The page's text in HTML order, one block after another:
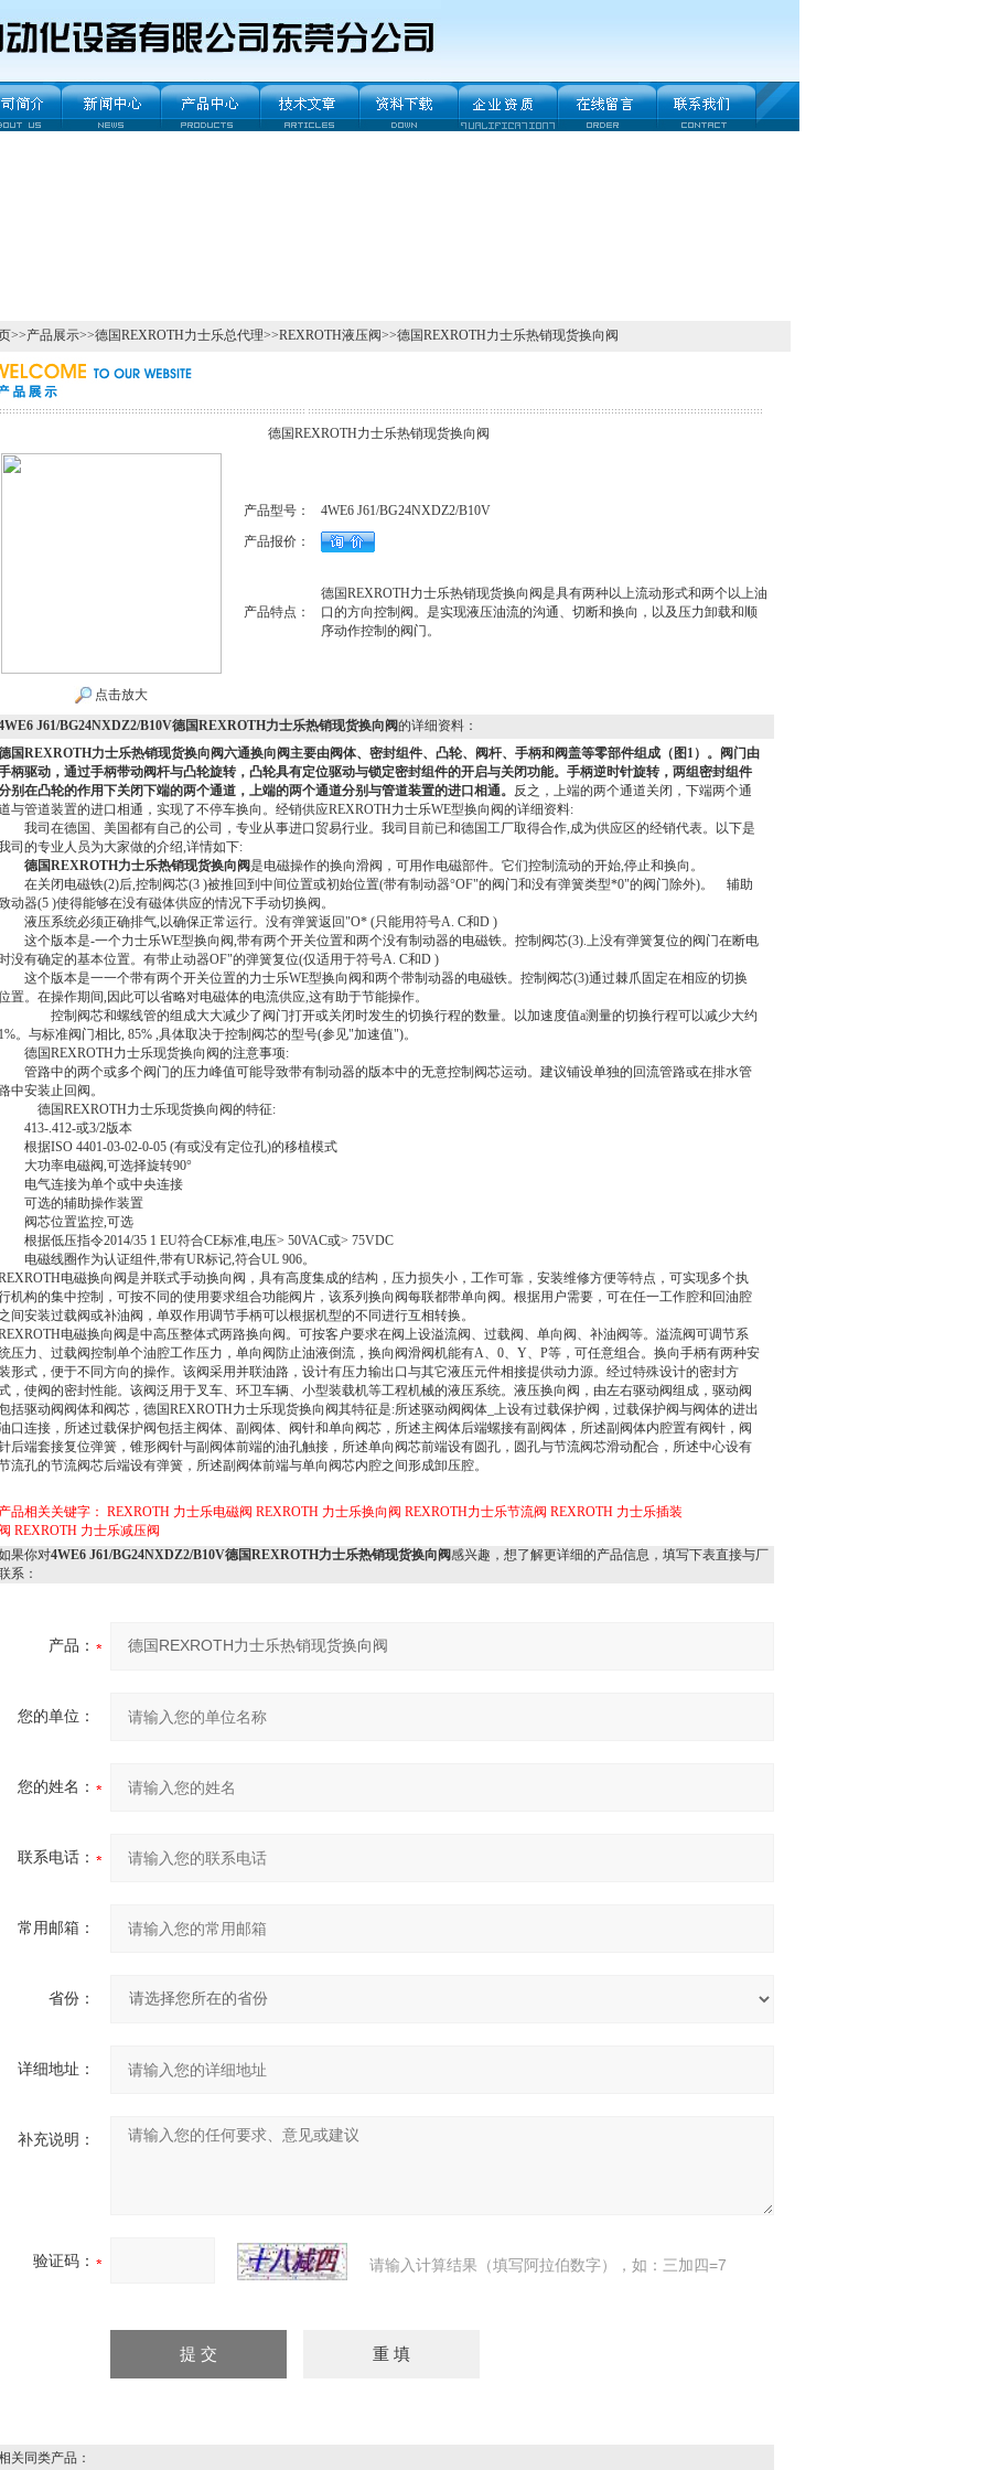
>>产品展示>>德国REXROTH力士乐总代理>>REXROTH液压阀>>德国REXROTH力士乐热销现货换向阀
德国REXROTH力士乐热销现货换向阀
点击放大
产品型号：
4WE6 J61/BG24NXDZ2/B10V
产品报价：
产品特点：
德国REXROTH力士乐热销现货换向阀是具有两种以上流动形式和两个以上油
口的方向控制阀。是实现液压油流的沟通、切断和换向，以及压力卸载和顺
序动作控制的阀门。
J61/BG24NXDZ2/B10V德国REXROTH力士乐热销现货换向阀的详细资料：
国REXROTH力士乐热销现货换向阀六通换向阀主要由阀体、密封组件、凸轮、阀杆、手柄和阀盖等零部件组成（图1）。阀门由
柄驱动，通过手柄带动阀杆与凸轮旋转，凸轮具有定位驱动与锁定密封组件的开启与关闭功能。手柄逆时针旋转，两组密封组件
别在凸轮的作用下关闭下端的两个通道，上端的两个通道分别与管道装置的进口相通。 反之，上端的两个通道关闭，下端两个通
与管道装置的进口相通，实现了不停车换向。经销供应REXROTH力士乐WE型换向阀的详细资料:
司在德国、美国都有自己的公司，专业从事进口贸易行业。我司目前已和德国工厂取得合作,成为供应区的经销代表。以下是
司的专业人员为大家做的介绍,详情如下:
德国REXROTH力士乐热销现货换向阀是电磁操作的换向滑阀，可用作电磁部件。它们控制流动的开始,停止和换向。
关闭电磁铁(2)后,控制阀芯(3 )被推回到中间位置或初始位置(带有制动器°OF"的阀门和没有弹簧类型*0"的阀门除外)。 辅助
动器(5 )使得能够在没有磁体供应的情况下手动切换阀。
压系统必须正确排气,以确保正常运行。没有弹簧返回"O* (只能用符号A. C和D )
个版本是-一个力士乐WE型换向阀,带有两个开关位置和两个没有制动器的电磁铁。控制阀芯(3).上没有弹簧复位的阀门在断电
没有确定的基本位置。有带止动器OF"的弹簧复位(仅适用于符号A. C和D )
个版本是一一个带有两个开关位置的力士乐WE型换向阀和两个带制动器的电磁铁。控制阀芯(3)通过棘爪固定在相应的切换
置。在操作期间,因此可以省略对电磁体的电流供应,这有助于节能操作。
制阀芯和螺线管的组成大大减少了阀门打开或关闭时发生的切换行程的数量。以加速度值a测量的切换行程可以减少大约
。与标准阀门相比, 85% ,具体取决于控制阀芯的型号(参见"加速值")。
国REXROTH力士乐现货换向阀的注意事项:
路中的两个或多个阀门的压力峰值可能导致带有制动器的版本中的无意控制阀芯运动。建议铺设单独的回流管路或在排水管
中安装止回阀。
德国REXROTH力士乐现货换向阀的特征:
.412-或3/2版本
据ISO 4401-03-02-0-05 (有或没有定位孔)的移植模式
功率电磁阀,可选择旋转90°
气连接为单个或中央连接
选的辅助操作装置
芯位置监控,可选
据低压指令2014/35 1 EU符合CE标准,电压> 50VAC或> 75VDC
磁线圈作为认证组件,带有UR标记,符合UL 906。
电磁换向阀是并联式手动换向阀，具有高度集成的结构，压力损失小，工作可靠，安装维修方便等特点，可实现多个执
机构的集中控制，可按不同的使用要求组合功能阀片，该系列换向阀每联都带单向阀。根据用户需要，可在任一工作腔和回油腔
间安装过载阀或补油阀，单双作用调节手柄可以根据机型的不同进行互相转换。
电磁换向阀是中高压整体式两路换向阀。可按客户要求在阀上设溢流阀、过载阀、单向阀、补油阀等。溢流阀可调节系
压力、过载阀控制单个油腔工作压力，单向阀防止油液倒流，换向阀滑阀机能有A、0、Y、P等，可任意组合。换向手柄有两种安
形式，便于不同方向的操作。该阀采用并联油路，设计有压力输出口与其它液压元件相接提供动力源。经过特殊设计的密封方
，使阀的密封性能。该阀泛用于叉车、环卫车辆、小型装载机等工程机械的液压系统。液压换向阀，由左右驱动阀组成，驱动阀
括驱动阀阀体和阀芯， 德国REXROTH力士乐现货换向阀其特征是:所述驱动阀阀体_上设有过载保护阀，过载保护阀与阀体的进出
口连接，所述过载保护阀包括主阀体、副阀体、阀针和单向阀芯，所述主阀体后端螺接有副阀体，所述副阀体内腔置有阀针，阀
后端套接复位弹簧，锥形阀针与副阀体前端的油孔触接，所述单向阀芯前端设有圆孔，圆孔与节流阀芯滑动配合，所述中心设有
流孔的节流阀芯后端设有弹簧，所述副阀体前端与单向阀芯内腔之间形成卸压腔。
品相关关键字： REXROTH 力士乐电磁阀 REXROTH 力士乐换向阀 REXROTH力士乐节流阀 REXROTH 力士乐插装
REXROTH 力士乐减压阀
你对4WE6 J61/BG24NXDZ2/B10V德国REXROTH力士乐热销现货换向阀感兴趣，想了解更详细的产品信息，填写下表直接与厂
系：
产品：
您的单位：
您的姓名：
联系电话：
常用邮箱：
省份：
详细地址：
补充说明：
验证码： 请输入计算结果（填写阿拉伯数字），如：三加四=7
同类产品：